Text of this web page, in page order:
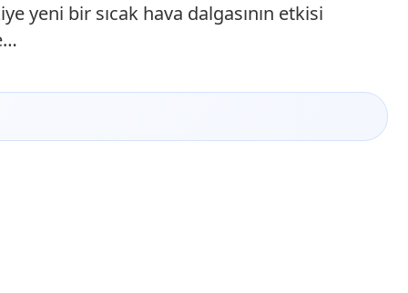
yeni bir sıcak hava dalgasının etkisi